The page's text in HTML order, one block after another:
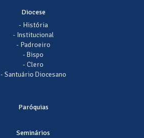
Diocese
- História
- Institucional
- Padroeiro
- Bispo
- Clero
- Santuário Diocesano
Paróquias
Seminários